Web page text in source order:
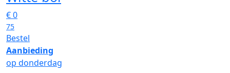
€0
75
Bestel
Aanbieding
op donderdag